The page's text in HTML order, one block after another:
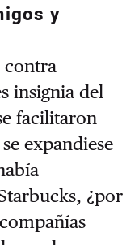
y
contra
insignia del
facilitaron
expandiese
¿por